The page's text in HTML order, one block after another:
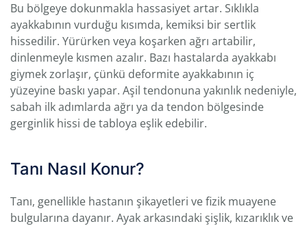
Bu bölgeye dokunmakla hassasiyet artar. Sıklıkla
ayakkabının vurduğu kısımda, kemiksi bir sertlik
hissedilir. Yürürken veya koşarken ağrı artabilir,
dinlenmeyle kısmen azalır. Bazı hastalarda ayakkabı
giymek zorlaşır, çünkü deformite ayakkabının iç
yüzeyine baskı yapar. Aşil tendonuna yakınlık nedeniyle,
sabah ilk adımlarda ağrı ya da tendon bölgesinde
gerginlik hissi de tabloya eşlik edebilir.
Tanı Nasıl Konur?
Tanı, genellikle hastanın şikayetleri ve fizik muayene
bulgularına dayanır. Ayak arkasındaki şişlik, kızarıklık ve